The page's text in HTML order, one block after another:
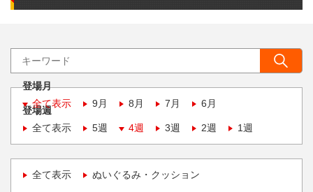
登場月
全て表示
9月 8月 7月 6月
登場週
全て表示
5週 4週 3週 2週 1週
全て表示 ぬいぐるみ・クッション